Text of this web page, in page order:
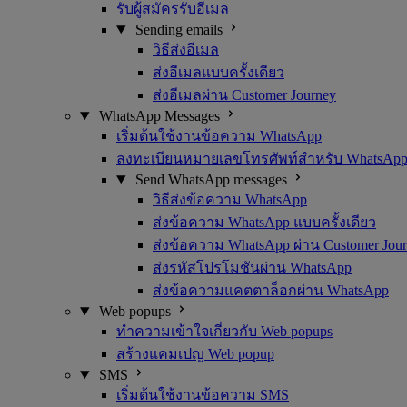
รับผู้สมัครรับอีเมล
Sending emails
วิธีส่งอีเมล
ส่งอีเมลแบบครั้งเดียว
ส่งอีเมลผ่าน Customer Journey
WhatsApp Messages
เริ่มต้นใช้งานข้อความ WhatsApp
ลงทะเบียนหมายเลขโทรศัพท์สำหรับ WhatsApp
Send WhatsApp messages
วิธีส่งข้อความ WhatsApp
ส่งข้อความ WhatsApp แบบครั้งเดียว
ส่งข้อความ WhatsApp ผ่าน Customer
ส่งรหัสโปรโมชันผ่าน WhatsApp
ส่งข้อความแคตตาล็อกผ่าน WhatsApp
Web popups
ทำความเข้าใจเกี่ยวกับ Web popups
สร้างแคมเปญ Web popup
SMS
เริ่มต้นใช้งานข้อความ SMS